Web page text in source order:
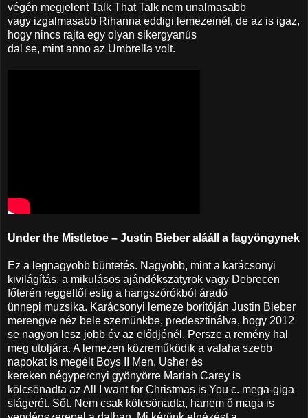
végén megjelent Talk That Talk nem unalmasabb
vagy izgalmasabb Rihanna eddigi lemezeinél, de az is igaz,
hogy nincs rajta egy olyan sikergyanús
dal se, mint anno az Umbrella volt.
Under the Mistletoe – Justin Bieber alááll a fagyöngynek
Ez a legnagyobb büntetés. Nagyobb, mint a karácsonyi
kivilágítás, a mikulásos ajándékszatyrok vagy Debrecen
főterén reggeltől estig a hangszórókból áradó
ünnepi muzsika. Karácsonyi lemeze borítóján Justin Bieber
merengve néz bele szemünkbe, predesztinálva, hogy 2012
se nagyon lesz jobb év az elődjénél. Persze a remény hal
meg utoljára. A lemezen közreműködik a valaha szebb
napokat is megélt Boys II Men, Usher és
kereken négypercnyi gyönyörre Mariah Carey is
kölcsönadta az All I want for Christmas is You c. mega-giga
slágerét. Sőt. Nem csak kölcsönadta, hanem ő maga is